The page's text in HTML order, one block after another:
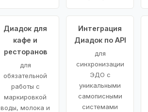
Диадок для
кафе и
ресторанов
для
обязательной
работы с
маркировкой
воды, молока и
Интеграция
Диадок по API
для
синхронизации
ЭДО с
уникальными
самописными
системами